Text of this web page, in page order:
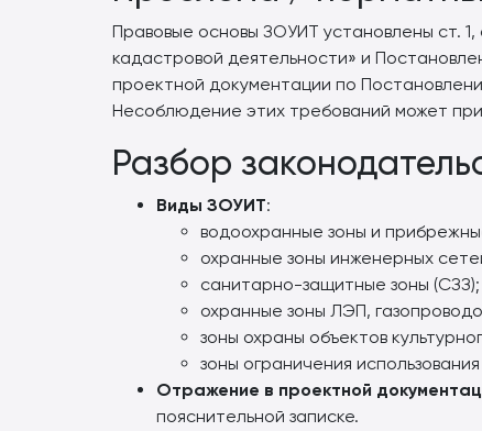
Правовые основы ЗОУИТ установлены ст.
кадастровой деятельности» и
проектной документации по
Несоблюдение этих требований может
Разбор
Виды ЗОУИТ:
водоохранные зоны и
охранные зоны инженерных
санитарно-защитные зоны (СЗЗ);
охранные зоны ЛЭП,
зоны охраны объектов
зоны ограничения
Отражение в проектной
пояснительной записке.